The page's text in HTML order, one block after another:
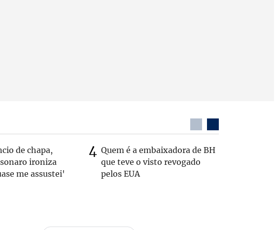
de chapa,
ironiza
me assustei'
Quem é a embaixadora de BH
que teve o visto revogado
pelos EUA